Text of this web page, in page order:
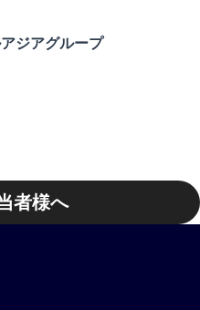
ジアグループ
者様へ